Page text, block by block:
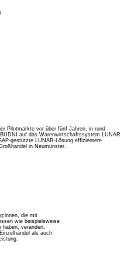
Pilotmärkte vor über fünf Jahren, in rund
auf das Warenwirtschaftssystem LUNAR
gestützte LUNAR-Lösung effizientere
in Neumünster.
die mit
wie beispielsweise
haben, verändert.
als auch